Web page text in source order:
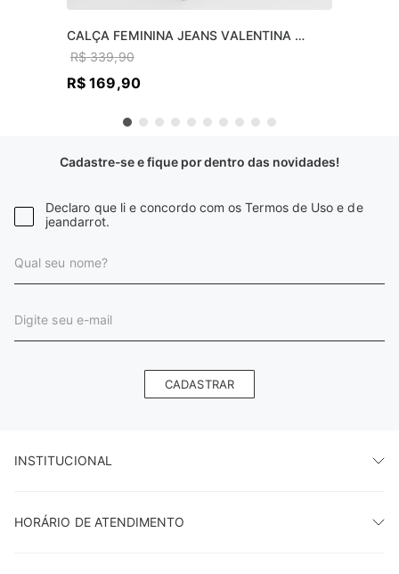
CALÇA FEMININA JEANS VALENTINA
SKINNY
R$ 339,90
R$ 169,90
Cadastre-se e fique por dentro das novidades!
Declaro que li e concordo com os Termos de Uso e de
jeandarrot.
CADASTRAR
INSTITUCIONAL
HORÁRIO DE ATENDIMENTO